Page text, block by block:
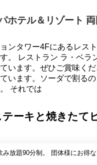
ホテル＆リゾート
ンタワー4Fにあるレス
。 レストラン ラ・ベ
います。ぜひご賞味く
います。ソーダで割る
それでは
ーキと焼きたて
み放題90分制。 団体様にお得な